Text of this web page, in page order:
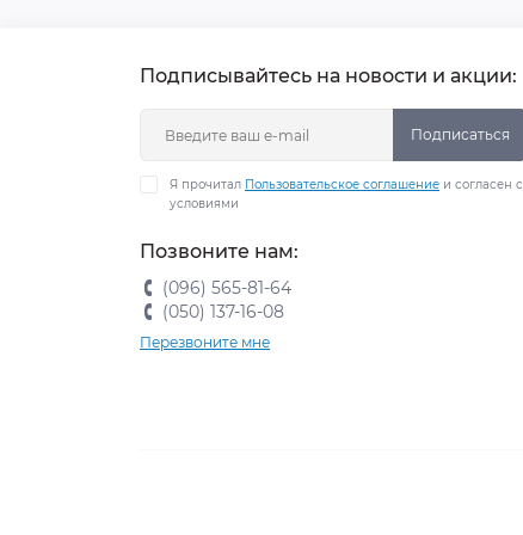
Подписывайтесь на новости и акции:
Подписаться
Я прочитал Пользовательское соглашение и согласен с
условиями
Позвоните нам:
(096) 565-81-64
(050) 137-16-08
Перезвоните мне